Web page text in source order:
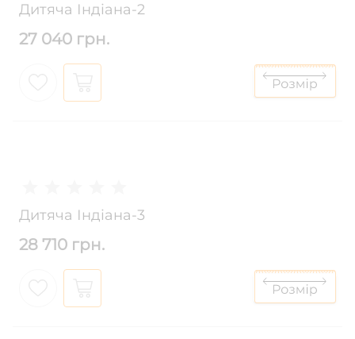
Дитяча Індіана-2
27 040 грн.
Дитяча Індіана-3
28 710 грн.